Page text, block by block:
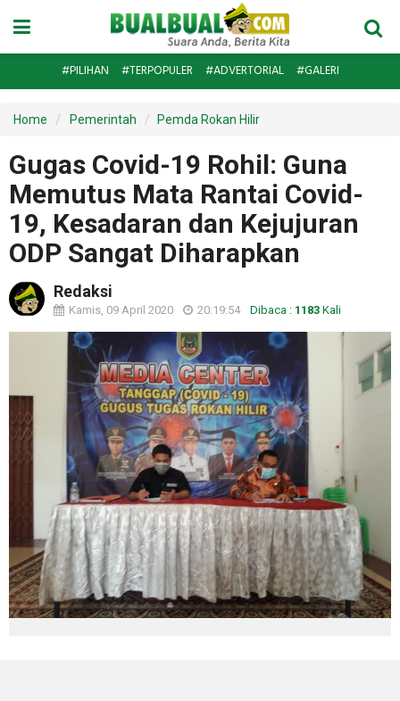
#PILIHAN #TERPOPULER #ADVERTORIAL #GALERI
Home Pemerintah Pemda Rokan Hilir
Gugas Covid-19 Rohil: Guna
Memutus Mata Rantai Covid-
19, Kesadaran dan Kejujuran
ODP Sangat Diharapkan
Redaksi
Kamis, 09 April 2020 20:19:54 Dibaca : 1183 Kali